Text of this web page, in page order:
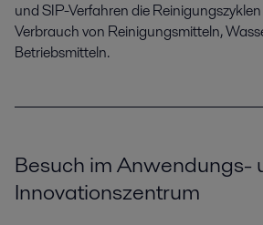
und SIP-Verfahren die
Verbrauch von Reinigungsmitteln,
Betriebsmitteln.
Besuch im Anwendungs-
Innovationszentrum